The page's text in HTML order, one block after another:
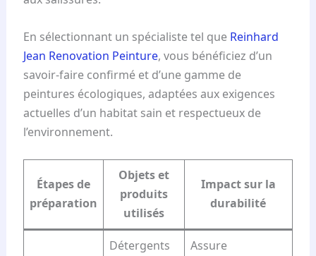
En sélectionnant un spécialiste tel que Reinhard
Jean Renovation Peinture, vous bénéficiez d’un
savoir-faire confirmé et d’une gamme de
peintures écologiques, adaptées aux exigences
actuelles d’un habitat sain et respectueux de
l’environnement.
Étapes de
préparation
Objets et
produits
utilisés
Impact sur la
durabilité
Détergents
Assure